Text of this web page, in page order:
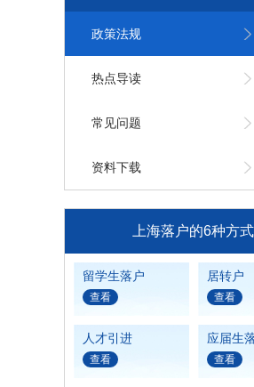
政策法规
热点导读
常见问题
资料下载
上海落户的6种方式
留学生落户
查看
居转户
查看
人才引进
查看
应届生
查看